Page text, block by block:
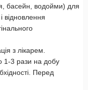
басейн, водойми) для
відновлення
з лікарем.
1-3 рази на добу
Перед